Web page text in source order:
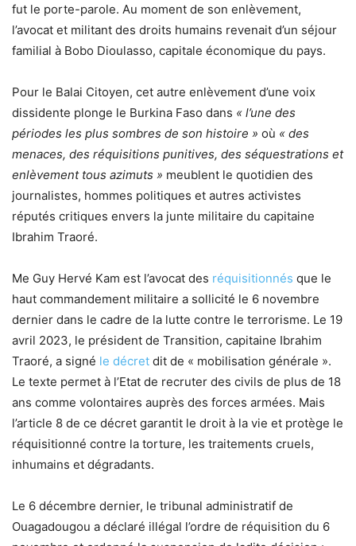
fut le porte-parole. Au moment de son enlèvement,
l’avocat et militant des droits humains revenait d’un séjour
familial à Bobo Dioulasso, capitale économique du pays.
Pour le Balai Citoyen, cet autre enlèvement d’une voix
dissidente plonge le Burkina Faso dans « l’une des
périodes les plus sombres de son histoire » où « des
menaces, des réquisitions punitives, des séquestrations et
enlèvement tous azimuts » meublent le quotidien des
journalistes, hommes politiques et autres activistes
réputés critiques envers la junte militaire du capitaine
Ibrahim Traoré.
Me Guy Hervé Kam est l’avocat des réquisitionnés que le
haut commandement militaire a sollicité le 6 novembre
dernier dans le cadre de la lutte contre le terrorisme. Le 19
avril 2023, le président de Transition, capitaine Ibrahim
Traoré, a signé le décret dit de « mobilisation générale ».
Le texte permet à l’Etat de recruter des civils de plus de 18
ans comme volontaires auprès des forces armées. Mais
l’article 8 de ce décret garantit le droit à la vie et protège le
réquisitionné contre la torture, les traitements cruels,
inhumains et dégradants.
Le 6 décembre dernier, le tribunal administratif de
Ouagadougou a déclaré illégal l’ordre de réquisition du 6